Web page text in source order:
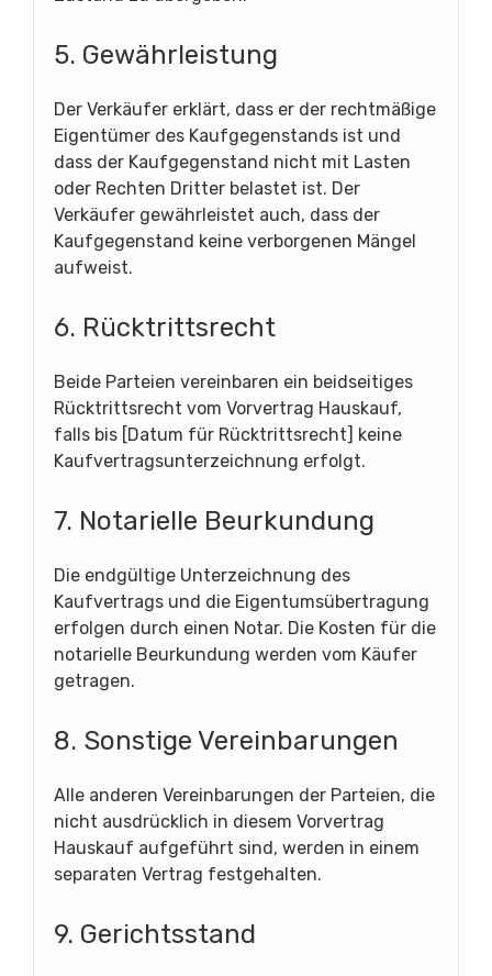
5. Gewährleistung
Der Verkäufer erklärt, dass er der rechtmäßige
Eigentümer des Kaufgegenstands ist und
dass der Kaufgegenstand nicht mit Lasten
oder Rechten Dritter belastet ist. Der
Verkäufer gewährleistet auch, dass der
Kaufgegenstand keine verborgenen Mängel
aufweist.
6. Rücktrittsrecht
Beide Parteien vereinbaren ein beidseitiges
Rücktrittsrecht vom Vorvertrag Hauskauf,
falls bis [Datum für Rücktrittsrecht] keine
Kaufvertragsunterzeichnung erfolgt.
7. Notarielle Beurkundung
Die endgültige Unterzeichnung des
Kaufvertrags und die Eigentumsübertragung
erfolgen durch einen Notar. Die Kosten für die
notarielle Beurkundung werden vom Käufer
getragen.
8. Sonstige Vereinbarungen
Alle anderen Vereinbarungen der Parteien, die
nicht ausdrücklich in diesem Vorvertrag
Hauskauf aufgeführt sind, werden in einem
separaten Vertrag festgehalten.
9. Gerichtsstand